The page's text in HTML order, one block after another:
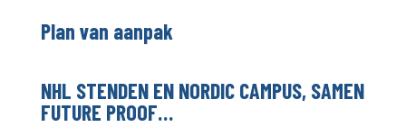
Plan van aanpak
NHL STENDEN EN NORDIC CAMPUS, SAMEN
FUTURE PROOF…